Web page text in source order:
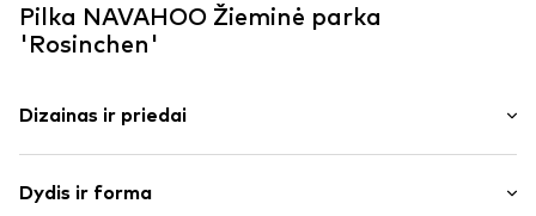
Pilka NAVAHOO Žieminė parka
'Rosinchen'
Dizainas ir priedai
medvilnė
Dydis ir forma